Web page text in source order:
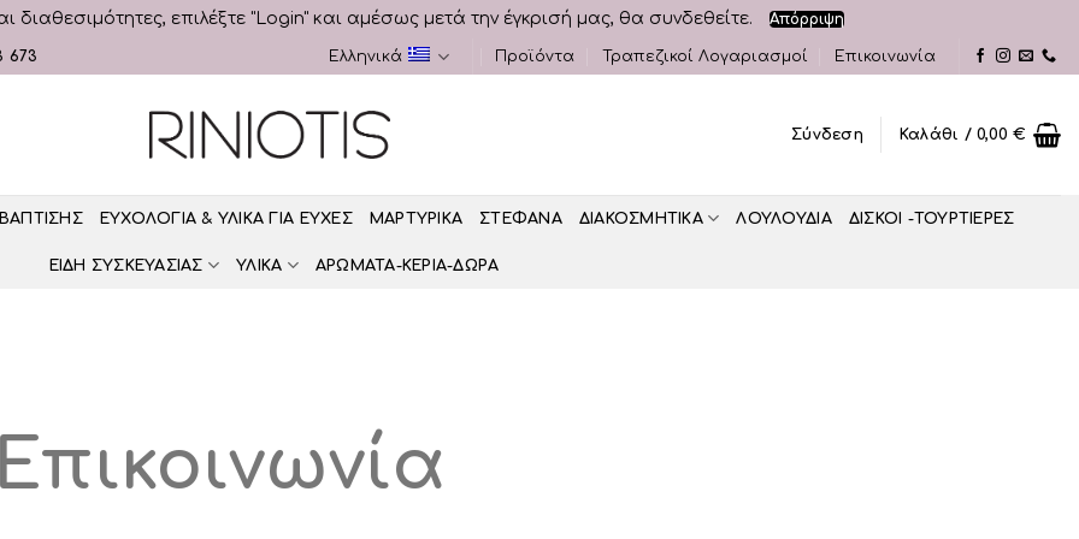
διαθεσιμότητες, επιλέξτε "Login" και αμέσως μετά την έγκρισή μας, θα συνδεθείτε. Απόρριψη
673 Ελληνικά Προϊόντα Τραπεζικοί Λογαριασμοί Επικοινωνία
Σύνδεση Καλάθι /0,00€
ΕΥΧΟΛΟΓΙΑ & ΥΛΙΚΑ ΓΙΑ ΕΥΧΕΣ ΜΑΡΤΥΡΙΚΑ ΣΤΕΦΑΝΑ ΔΙΑΚΟΣΜΗΤΙΚA ΛΟΥΛΟΥΔΙΑ ΔΙΣΚΟΙ -ΤΟΥΡΤΙΕΡΕΣ
ΕΙΔΗ ΣΥΣΚΕΥΑΣΙΑΣ ΥΛΙΚΑ ΑΡΩΜΑΤΑ-ΚΕΡΙΑ-ΔΩΡΑ
Επικοινωνία